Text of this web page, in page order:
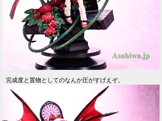
完成度と置物としてのなんか圧がすげえぞ。